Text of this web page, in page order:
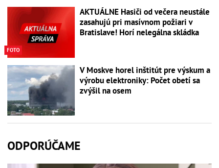
FOTO
AKTUÁLNE Hasiči od večera neustále
zasahujú pri masívnom požiari v
Bratislave! Horí nelegálna skládka
V Moskve horel inštitút pre výskum a
výrobu elektroniky: Počet obetí sa
zvýšil na osem
ODPORÚČAME